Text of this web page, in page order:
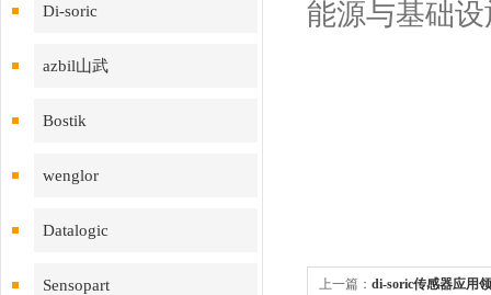
Di-soric
azbil山武
Bostik
wenglor
Datalogic
Sensopart
能源与基础
上一篇： di-soric传感器应用